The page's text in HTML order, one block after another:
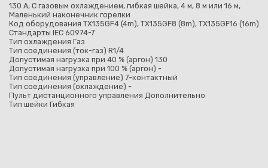
130 A, C газовым охлаждением, гибкая шейка, 4 м, 8 м или 16 м,
Маленький наконечник горелки
Код оборудования TX135GF4 (4m), TX135GF8 (8m), TX135GF16 (16m)
Стандарты IEC 60974-7
Тип охлаждения Газ
Тип соединения (ток-газ) R1/4
Допустимая нагрузка при 40 % (аргон) 130
Допустимая нагрузка при 100 % (аргон) -
Тип соединения (управление) 7-контактный
Тип соединения (охлаждение) -
Пульт дистанционного управления Дополнительно
Тип шейки Гибкая